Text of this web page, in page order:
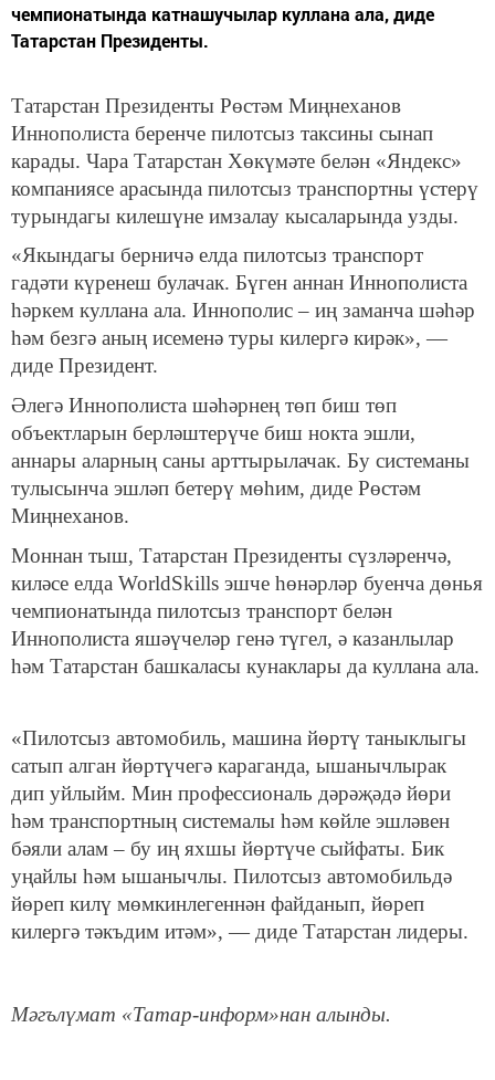
чемпионатында катнашучылар куллана ала, диде
Татарстан Президенты.
Татарстан Президенты Рөстәм Миңнеханов
Иннополиста беренче пилотсыз таксины сынап
карады. Чара Татарстан Хөкүмәте белән «Яндекс»
компаниясе арасында пилотсыз транспортны үстерү
турындагы килешүне имзалау кысаларында узды.
«Якындагы берничә елда пилотсыз транспорт
гадәти күренеш булачак. Бүген аннан Иннополиста
һәркем куллана ала. Иннополис – иң заманча шәһәр
һәм безгә аның исеменә туры килергә кирәк», —
диде Президент.
Әлегә Иннополиста шәһәрнең төп биш төп
объектларын берләштерүче биш нокта эшли,
аннары аларның саны арттырылачак. Бу системаны
тулысынча эшләп бетерү мөһим, диде Рөстәм
Миңнеханов.
Моннан тыш, Татарстан Президенты сүзләренчә,
киләсе елда WorldSkills эшче һөнәрләр буенча дөнья
чемпионатында пилотсыз транспорт белән
Иннополиста яшәүчеләр генә түгел, ә казанлылар
һәм Татарстан башкаласы кунаклары да куллана ала.
«Пилотсыз автомобиль, машина йөртү таныклыгы
сатып алган йөртүчегә караганда, ышанычлырак
дип уйлыйм. Мин профессиональ дәрәҗәдә йөри
һәм транспортның системалы һәм көйле эшләвен
бәяли алам – бу иң яхшы йөртүче сыйфаты. Бик
уңайлы һәм ышанычлы. Пилотсыз автомобильдә
йөреп килү мөмкинлегеннән файданып, йөреп
килергә тәкъдим итәм», — диде Татарстан лидеры.
Мәгълүмат «Татар-информ»нан алынды.